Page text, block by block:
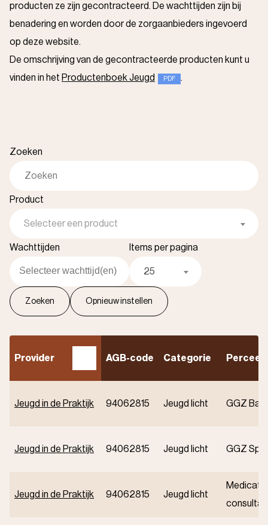
producten ze zijn gecontracteerd. De wachttijden zijn bij
benadering en worden door de zorgaanbieders ingevoerd
op deze website.
De omschrijving van de gecontracteerde producten kunt u
vinden in het Productenboek Jeugd .
Zoeken
Product
Selecteer een product
Wachttijden Items per pagina
25
Provider A
f
l
o
p
e
n
d
s
o
r
t
e
r
e nAGB-code Categorie Perceel
Jeugd in de Praktijk 94062815 Jeugd licht GGZ
Jeugd in de Praktijk 94062815 Jeugd licht GGZ
Jeugd in de Praktijk 94062815 Jeugd licht
Medicatie